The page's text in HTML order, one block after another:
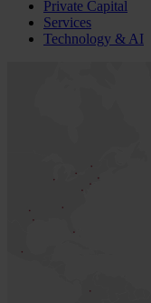
Private Capital
Services
Technology & AI